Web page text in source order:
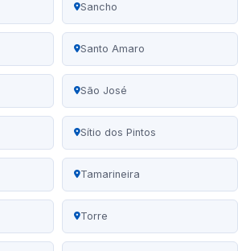
Sancho
Santo Amaro
São José
Sítio dos Pintos
Tamarineira
Torre